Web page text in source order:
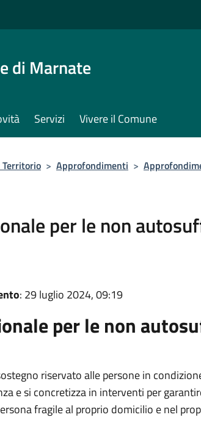
di Marnate
Servizi Vivere il Comune
> Approfondimenti >
per le non
: 29 luglio 2024, 09:19
per le non
riservato alle persone in
e si concretizza in interventi per
fragile al proprio domicilio e nel